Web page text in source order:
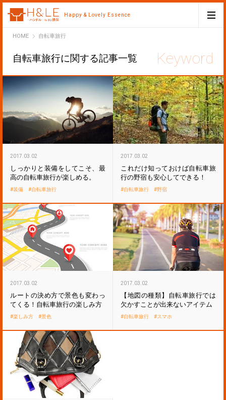
Happy & Lovely Essence
HOMEH&LE自転車旅行
自転車旅行に関する記事一覧
2017.03.02
しっかりと装備をしてこそ、最
高の自転車旅行が楽しめる。
装備 自転車旅行
2017.03.02
これだけ知っておけば自転車旅
行の野宿も安心してできる！
自転車旅行 野宿
2017.03.02
ルートの決め方で景色も変わっ
てくる！自転車旅行の楽しみ方
楽しみ方 景色
2017.03.02
【地図の種類】自転車旅行では
欠かすことが出来ないアイテム
自転車旅行 スマホ